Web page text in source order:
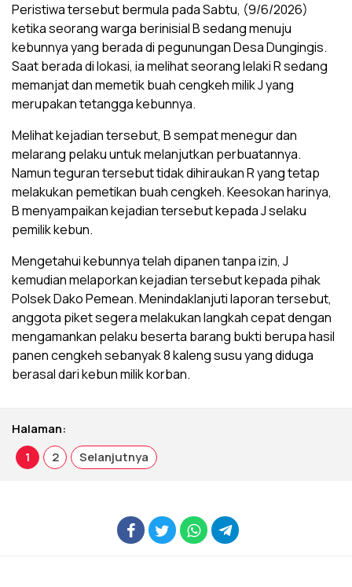
Peristiwa tersebut bermula pada Sabtu, (9/6/2026)
ketika seorang warga berinisial B sedang menuju
kebunnya yang berada di pegunungan Desa Dungingis.
Saat berada di lokasi, ia melihat seorang lelaki R sedang
memanjat dan memetik buah cengkeh milik J yang
merupakan tetangga kebunnya.
Melihat kejadian tersebut, B sempat menegur dan
melarang pelaku untuk melanjutkan perbuatannya.
Namun teguran tersebut tidak dihiraukan R yang tetap
melakukan pemetikan buah cengkeh. Keesokan harinya,
B menyampaikan kejadian tersebut kepada J selaku
pemilik kebun.
Mengetahui kebunnya telah dipanen tanpa izin, J
kemudian melaporkan kejadian tersebut kepada pihak
Polsek Dako Pemean. Menindaklanjuti laporan tersebut,
anggota piket segera melakukan langkah cepat dengan
mengamankan pelaku beserta barang bukti berupa hasil
panen cengkeh sebanyak 8 kaleng susu yang diduga
berasal dari kebun milik korban.
Halaman:
1
2 Selanjutnya